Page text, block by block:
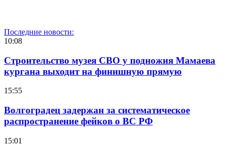
Последние новости:
10:08
Строительство музея СВО у подножия Мамаева
кургана выходит на финишную прямую
15:55
Волгоградец задержан за систематическое
распространение фейков о ВС РФ
15:01